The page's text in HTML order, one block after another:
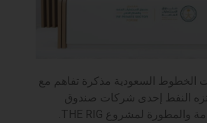
الخطوط السعودية مذكرة تفاهم مع
النفط إحدى شركات صندوق